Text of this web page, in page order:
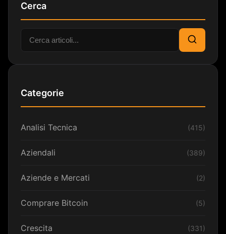
Cerca
Cerca:
Cerca
Categorie
Analisi Tecnica (415)
Aziendali (389)
Aziende e Mercati (2)
Comprare Bitcoin (5)
Crescita (331)